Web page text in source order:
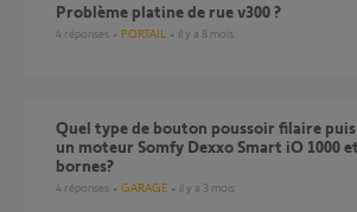
Problème platine de rue v300 ?
4 réponses PORTAIL il y a 8 mois
Quel type de bouton poussoir filaire puis-je installer sur
un moteur Somfy Dexxo Smart iO 1000
bornes?
4 réponses GARAGE il y a 3 mois